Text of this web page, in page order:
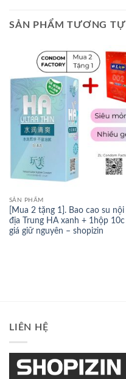
SẢN PHẨM TƯƠNG TỰ
SẢN PHẨM
[Mua 2 tặng 1]. Bao cao su nội
địa Trung HA xanh + 1hộp 10c
giá giữ nguyên – shopizin
LIÊN HỆ